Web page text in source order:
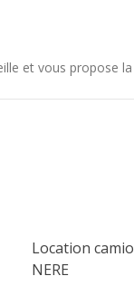
et vous propose
Location
NERE